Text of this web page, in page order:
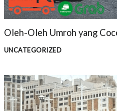
Oleh-Oleh Umroh yang
UNCATEGORIZED